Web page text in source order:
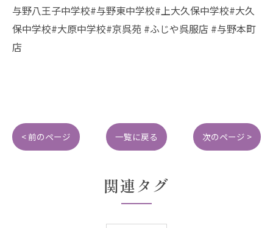
与野八王子中学校#与野東中学校#上大久保中学校#大久
保中学校#大原中学校#京呉苑 #ふじや呉服店 #与野本町
店
< 前のページ 一覧に戻る 次のページ >
関連タグ